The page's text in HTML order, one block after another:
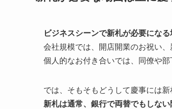
ビジネスシーンで新札が必要にな
会社規模では、開店開業のお祝い
個人的なお付き合いでは、同僚や
では、そもそもどうして慶事には
新札は通常、銀行で両替でもしな